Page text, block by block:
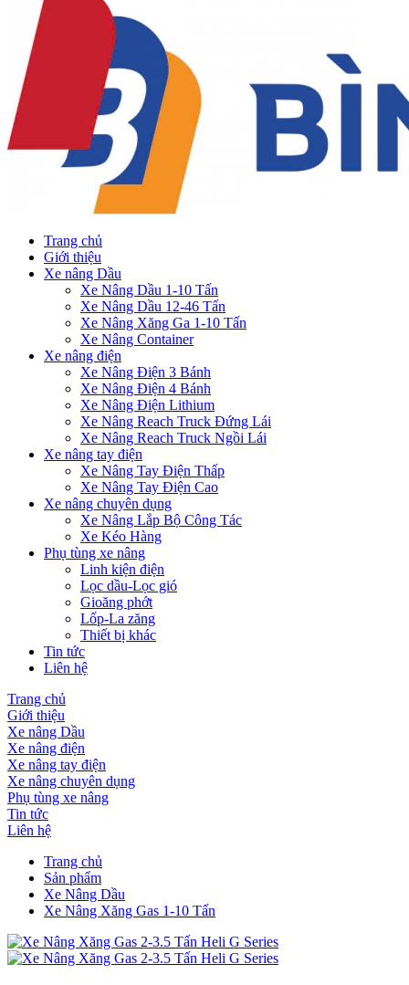
Trang chủ
Giới thiệu
Xe nâng Dầu
Xe Nâng Dầu 1-10 Tấn
Xe Nâng Dầu 12-46 Tấn
Xe Nâng Xăng Ga 1-10 Tấn
Xe Nâng Container
Xe nâng điện
Xe Nâng Điện 3 Bánh
Xe Nâng Điện 4 Bánh
Xe Nâng Điện Lithium
Xe Nâng Reach Truck Đứng Lái
Xe Nâng Reach Truck Ngồi Lái
Xe nâng tay điện
Xe Nâng Tay Điện Thấp
Xe Nâng Tay Điện Cao
Xe nâng chuyên dụng
Xe Nâng Lắp Bộ Công Tác
Xe Kéo Hàng
Phụ tùng xe nâng
Linh kiện điện
Lọc dầu-Lọc gió
Gioăng phớt
Lốp-La zăng
Thiết bị khác
Tin tức
Liên hệ
Trang chủ
Giới thiệu
Xe nâng Dầu
Xe nâng điện
Xe nâng tay điện
Xe nâng chuyên dụng
Phụ tùng xe nâng
Tin tức
Liên hệ
Trang chủ
Sản phẩm
Xe Nâng Dầu
Xe Nâng Xăng Gas 1-10 Tấn